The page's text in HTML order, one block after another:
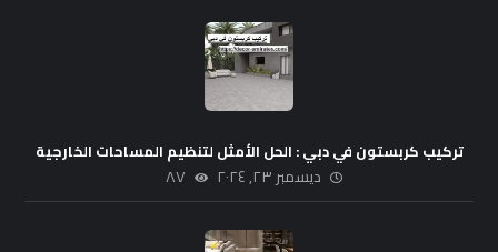
تركيب كربستون في دبي : الحل الأمثل لتنظيم المساحات الخارجية
ديسمبر ٢٣, ٢٠٢٤ ٨٧